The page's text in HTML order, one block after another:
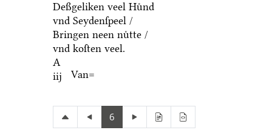
Deßgeliken veel Huͤnd
vnd Seydenſpeel /
Bringen neen nuͤtte /
vnd koſten veel.
A
iij
Van=
6